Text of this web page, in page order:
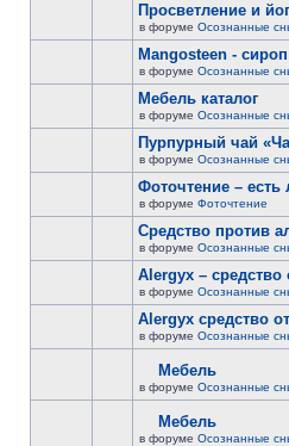
Просветление и
в форуме Осознанные
Mangosteen -
в форуме Осознанные
Мебель каталог
в форуме Осознанные
Пурпурный чай
в форуме Осознанные
Фоточтение – есть
в форуме Фоточтение
Cредство против
в форуме Осознанные
Alergyx – средство
в форуме Осознанные
Alergyx средство
в форуме Осознанные
Мебель
в форуме Осознанные
Мебель
в форуме Осознанные